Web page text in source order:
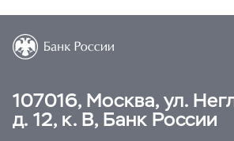
107016, Москва, ул.
д. 12, к. В, Банк России